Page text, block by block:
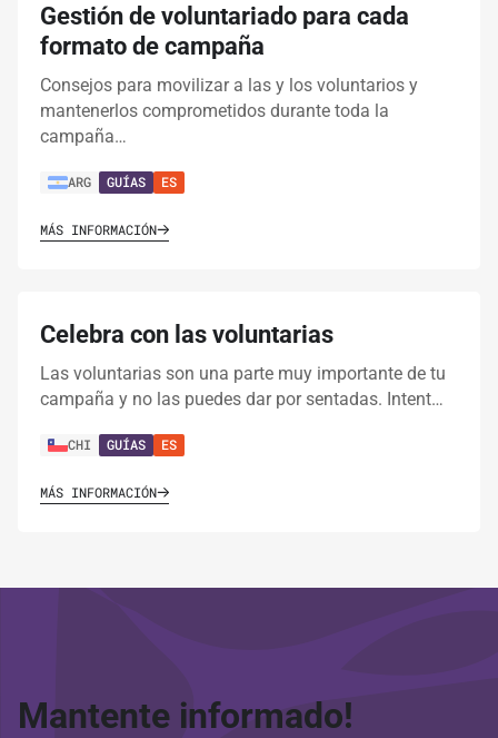
Gestión de voluntariado para cada
formato de campaña
Consejos para movilizar a las y los voluntarios y
mantenerlos comprometidos durante toda la
campaña…
ARG GUÍAS ES
MÁS INFORMACIÓN
Celebra con las voluntarias
Las voluntarias son una parte muy importante de tu
campaña y no las puedes dar por sentadas. Intent…
CHI GUÍAS ES
MÁS INFORMACIÓN
Mantente informado!